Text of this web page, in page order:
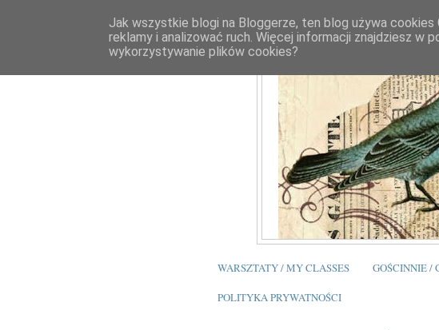
WARSZTATY / MY CLASSES GOŚCINNIE /
POLITYKA PRYWATNOŚCI
Jak wszystkie blogi na Bloggerze, ten blog używa cookies
reklamy i analizować ruch. Więcej informacji znajdziesz w
wykorzystywanie plików cookies?